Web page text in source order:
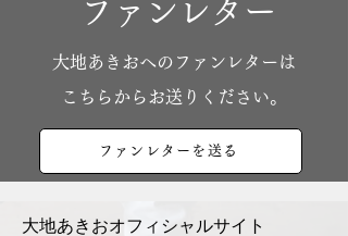
ファンレター
​大地あきおへのファンレターは
こちらからお送りください。
ファンレターを送る
大地あきおオフィシャルサイト